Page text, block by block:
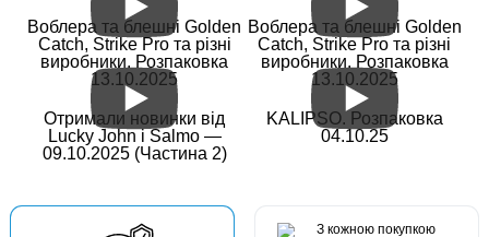
Воблера та блешні Golden
Catch, Strike Pro та різні
виробники. Розпаковка
13.10.2025
Воблера та блешні Golden
Catch, Strike Pro та різні
виробники. Розпаковка
13.10.2025
Отримали новинки від
Lucky John і Salmo —
09.10.2025 (Частина 2)
KALIPSO. Розпаковка
04.10.25